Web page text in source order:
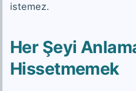
istemez.
Her Şeyi
Hissetmemek